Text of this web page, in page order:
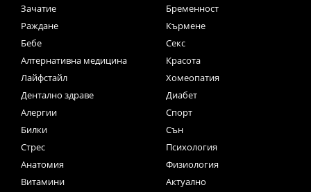
Зачатие
Бременност
Раждане
Кърмене
Бебе
Секс
Алтернативна медицина
Красота
Лайфстайл
Хомеопатия
Дентално здраве
Диабет
Алергии
Спорт
Билки
Сън
Стрес
Психология
Анатомия
Физиология
Витамини
Актуално